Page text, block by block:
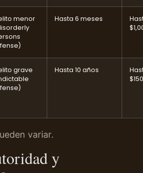
menor
Hasta 6 meses
grave
Hasta 10 años
variar.
y